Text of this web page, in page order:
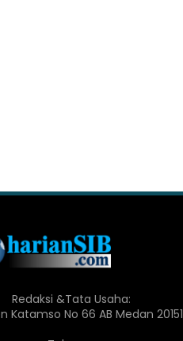
Redaksi &Tata Usaha:
Katamso No 66 AB Medan 20151